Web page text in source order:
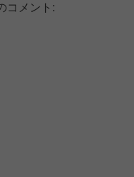
コメント: